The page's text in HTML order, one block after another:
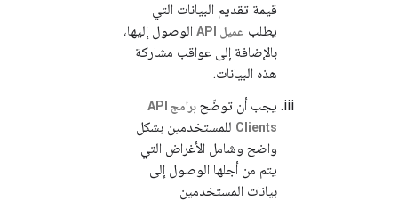
قيمة تقديم البيانات التي
يطلب عميل API
الوصول إليها،
بالإضافة إلى عواقب مشاركة
هذه البيانات.
يجب أن توضّح
برامج API
Clients للمستخدمين بشكل
واضح وشامل الأغراض التي
يتم من أجلها الوصول إلى
بيانات المستخدمين